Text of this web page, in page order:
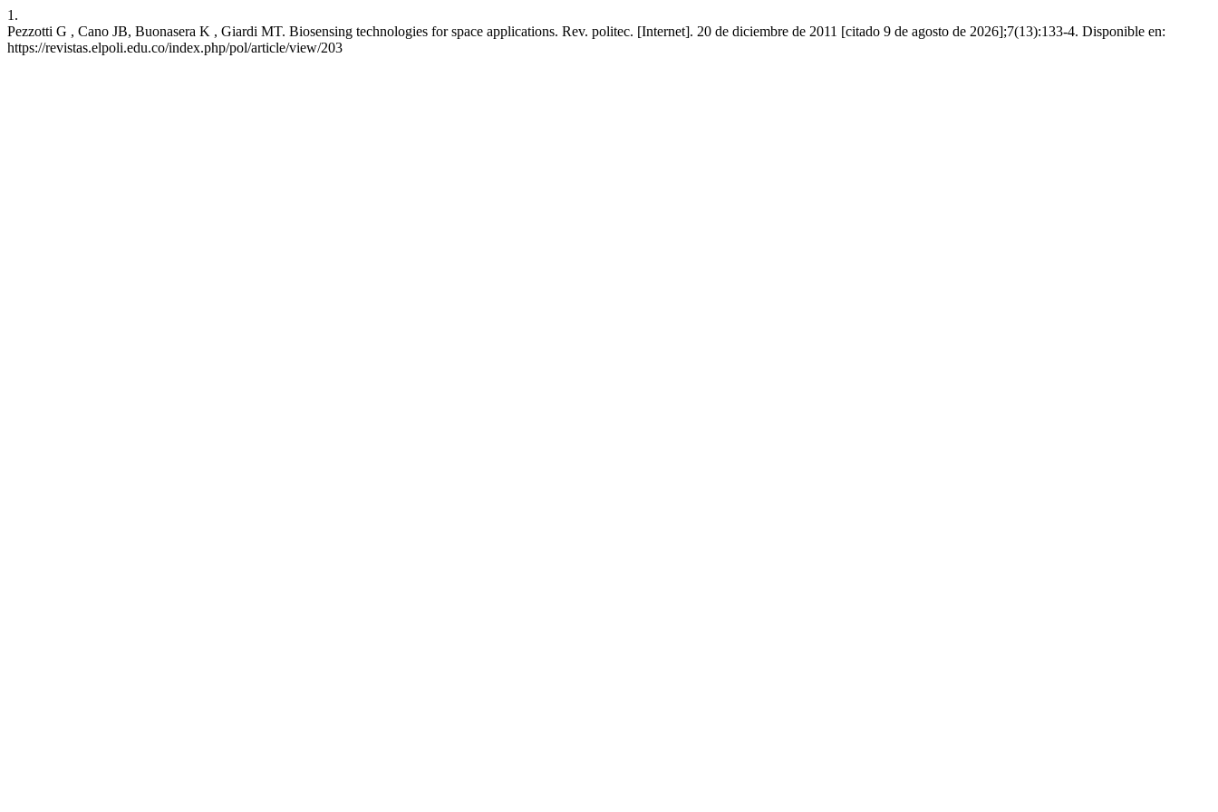
1.
Pezzotti G , Cano JB, Buonasera K , Giardi MT. Biosensing technologies for space applications. Rev. politec. [Internet]. 20 de diciembre de 2011 [citado 9 de agosto de 2026];7(13):133-4. Disponible en:
https://revistas.elpoli.edu.co/index.php/pol/article/view/203